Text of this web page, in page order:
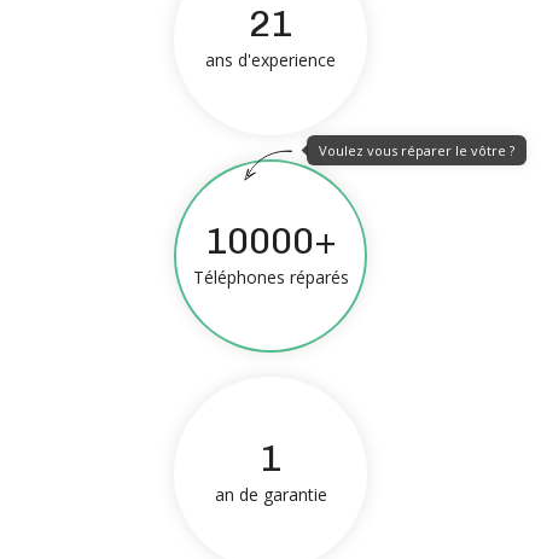
21
ans d'experience
10000+
Téléphones réparés
Voulez vous réparer le vôtre ?
1
an de garantie